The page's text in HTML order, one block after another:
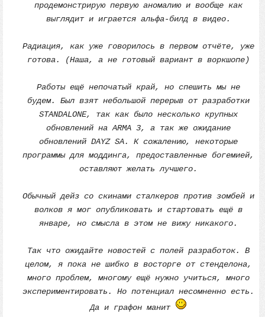
продемонстрирую первую аномалию и вообще как
выглядит и играется альфа-билд в видео.
Радиация, как уже говорилось в первом отчёте, уже
готова. (Наша, а не готовый вариант в воркшопе)
Работы ещё непочатый край, но спешить мы не
будем. Был взят небольшой перерыв от разработки
STANDALONE, так как было несколько крупных
обновлений на ARMA 3, а так же ожидание
обновлений DAYZ SA. К сожалению, некоторые
программы для моддинга, предоставленные богемией,
оставляют желать лучшего.
Обычный дейз со скинами сталкеров против зомбей и
волков я мог опубликовать и стартовать ещё в
январе, но смысла в этом не вижу никакого.
Так что ожидайте новостей с полей разработок. В
целом, я пока не шибко в восторге от стенделона,
много проблем, многому ещё нужно учиться, много
экспериментировать. Но потенциал несомненно есть.
Да и графон манит